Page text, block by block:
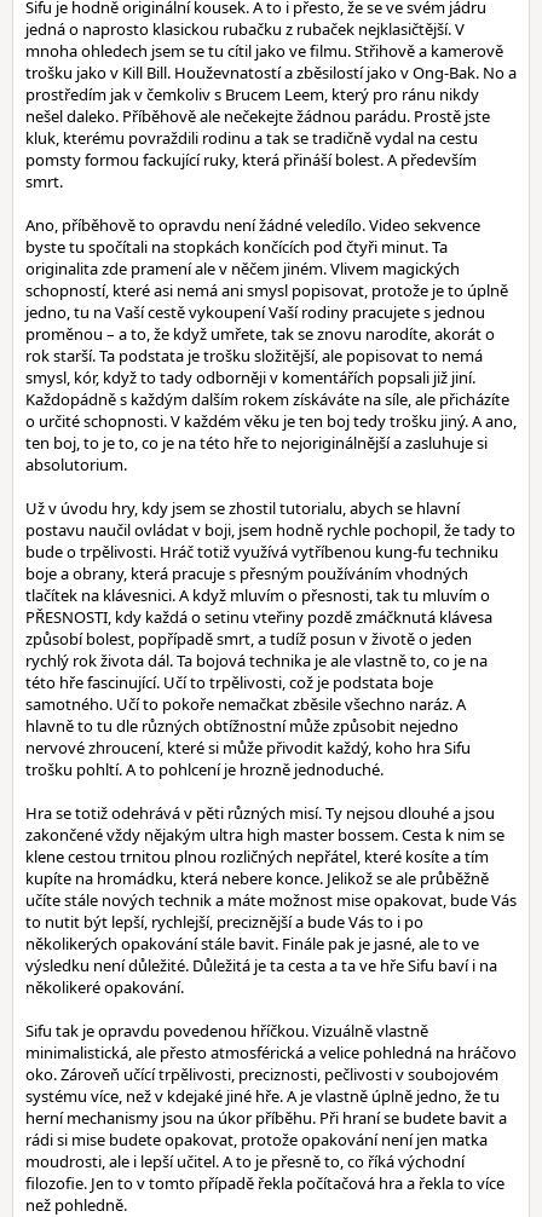
Sifu je hodně originální kousek. A to i přesto, že se ve svém jádru
jedná o naprosto klasickou rubačku z rubaček nejklasičtější. V
mnoha ohledech jsem se tu cítil jako ve filmu. Střihově a kamerově
trošku jako v Kill Bill. Houževnatostí a zběsilostí jako v Ong-Bak. No a
prostředím jak v čemkoliv s Brucem Leem, který pro ránu nikdy
nešel daleko. Příběhově ale nečekejte žádnou parádu. Prostě jste
kluk, kterému povraždili rodinu a tak se tradičně vydal na cestu
pomsty formou fackující ruky, která přináší bolest. A především
smrt.
Ano, příběhově to opravdu není žádné veledílo. Video sekvence
byste tu spočítali na stopkách končících pod čtyři minut. Ta
originalita zde pramení ale v něčem jiném. Vlivem magických
schopností, které asi nemá ani smysl popisovat, protože je to úplně
jedno, tu na Vaší cestě vykoupení Vaší rodiny pracujete s jednou
proměnou – a to, že když umřete, tak se znovu narodíte, akorát o
rok starší. Ta podstata je trošku složitější, ale popisovat to nemá
smysl, kór, když to tady odborněji v komentářích popsali již jiní.
Každopádně s každým dalším rokem získáváte na síle, ale přicházíte
o určité schopnosti. V každém věku je ten boj tedy trošku jiný. A ano,
ten boj, to je to, co je na této hře to nejoriginálnější a zasluhuje si
absolutorium.
Už v úvodu hry, kdy jsem se zhostil tutorialu, abych se hlavní
postavu naučil ovládat v boji, jsem hodně rychle pochopil, že tady to
bude o trpělivosti. Hráč totiž využívá vytříbenou kung-fu techniku
boje a obrany, která pracuje s přesným používáním vhodných
tlačítek na klávesnici. A když mluvím o přesnosti, tak tu mluvím o
PŘESNOSTI, kdy každá o setinu vteřiny pozdě zmáčknutá klávesa
způsobí bolest, popřípadě smrt, a tudíž posun v životě o jeden
rychlý rok života dál. Ta bojová technika je ale vlastně to, co je na
této hře fascinující. Učí to trpělivosti, což je podstata boje
samotného. Učí to pokoře nemačkat zběsile všechno naráz. A
hlavně to tu dle různých obtížnostní může způsobit nejedno
nervové zhroucení, které si může přivodit každý, koho hra Sifu
trošku pohltí. A to pohlcení je hrozně jednoduché.
Hra se totiž odehrává v pěti různých misí. Ty nejsou dlouhé a jsou
zakončené vždy nějakým ultra high master bossem. Cesta k nim se
klene cestou trnitou plnou rozličných nepřátel, které kosíte a tím
kupíte na hromádku, která nebere konce. Jelikož se ale průběžně
učíte stále nových technik a máte možnost mise opakovat, bude Vás
to nutit být lepší, rychlejší, preciznější a bude Vás to i po
několikerých opakování stále bavit. Finále pak je jasné, ale to ve
výsledku není důležité. Důležitá je ta cesta a ta ve hře Sifu baví i na
několikeré opakování.
Sifu tak je opravdu povedenou hříčkou. Vizuálně vlastně
minimalistická, ale přesto atmosférická a velice pohledná na hráčovo
oko. Zároveň učící trpělivosti, preciznosti, pečlivosti v soubojovém
systému více, než v kdejaké jiné hře. A je vlastně úplně jedno, že tu
herní mechanismy jsou na úkor příběhu. Při hraní se budete bavit a
rádi si mise budete opakovat, protože opakování není jen matka
moudrosti, ale i lepší učitel. A to je přesně to, co říká východní
filozofie. Jen to v tomto případě řekla počítačová hra a řekla to více
než pohledně.